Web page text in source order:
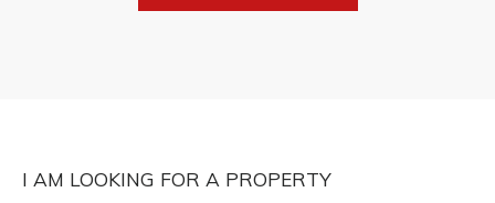
I AM LOOKING FOR A PROPERTY